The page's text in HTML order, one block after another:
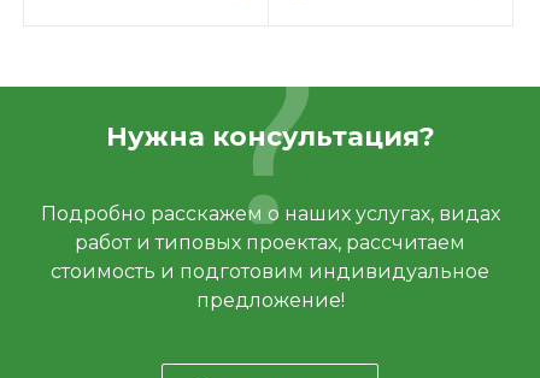
Нужна консультация?
Подробно расскажем о наших услугах, видах
работ и типовых проектах, рассчитаем
стоимость и подготовим индивидуальное
предложение!